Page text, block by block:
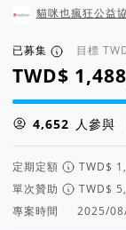
貓咪也瘋狂公益
已募集 目標
集資進度 50%
人參與
定期定額
單次贊助
專案時間
2025/